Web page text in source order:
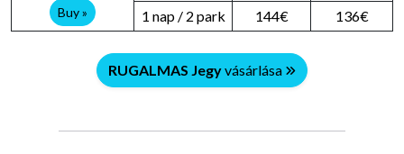
Buy » 1 nap / 2 park 144€ 136€
RUGALMAS Jegyvásárlása